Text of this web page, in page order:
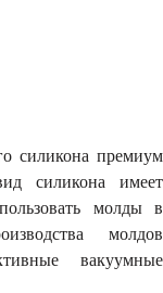
силикона премиум
силикона имеет
молды в
молдов
вакуумные